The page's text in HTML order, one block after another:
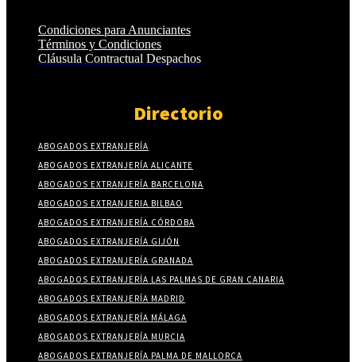
Condiciones para Anunciantes
Términos y Condiciones
Cláusula Contractual Despachos
Directorio
ABOGADOS EXTRANJERÍA
ABOGADOS EXTRANJERÍA ALICANTE
ABOGADOS EXTRANJERÍA BARCELONA
ABOGADOS EXTRANJERIA BILBAO
ABOGADOS EXTRANJERÍA CÓRDOBA
ABOGADOS EXTRANJERÍA GIJÓN
ABOGADOS EXTRANJERÍA GRANADA
ABOGADOS EXTRANJERÍA LAS PALMAS DE GRAN CANARIA
ABOGADOS EXTRANJERÍA MADRID
ABOGADOS EXTRANJERÍA MÁLAGA
ABOGADOS EXTRANJERÍA MURCIA
ABOGADOS EXTRANJERÍA PALMA DE MALLORCA